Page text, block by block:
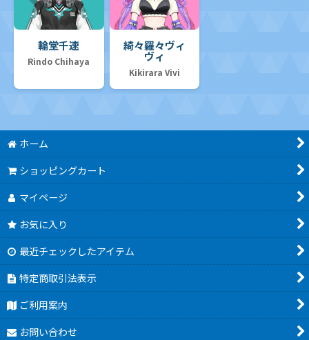
輪堂千速
Rindo Chihaya
綺々羅々ヴィ
ヴィ
Kikirara Vivi
ホーム
ショッピングカート
マイページ
お気に入り
最近チェックしたアイテム
特定商取引法表示
ご利用案内
お問い合わせ